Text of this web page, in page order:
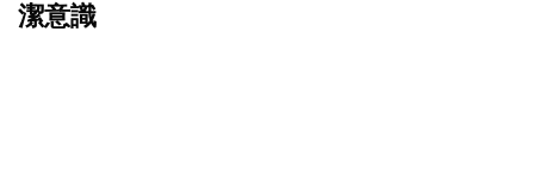
潔意識